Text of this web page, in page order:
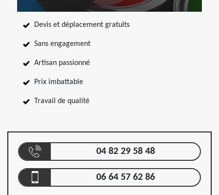
Devis et déplacement gratuits
Sans engagement
Artisan passionné
Prix imbattable
Travail de qualité
04 82 29 58 48
06 64 57 62 86